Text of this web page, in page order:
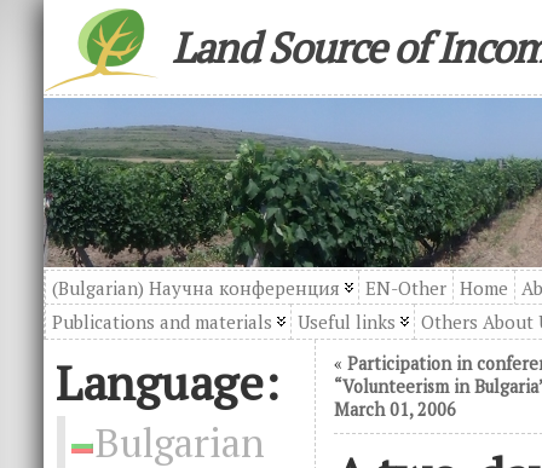
Land Source of
(Bulgarian) Научна конференция EN-Other Home
Publications and materials
Useful links Others About
Language:
Bulgarian
« Participation in
“Volunteerism in
March 01, 2006